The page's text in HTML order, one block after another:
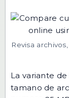
Revisa
La variante
tamano de